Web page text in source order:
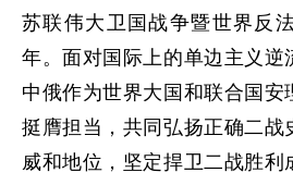
苏联伟大卫国战争暨世界反
年。面对国际上的单边主义逆
中俄作为世界大国和联合国安
挺膺担当，共同弘扬正确二战
威和地位，坚定捍卫二战胜利